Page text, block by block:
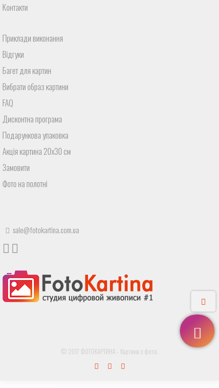
Контакти
Приклади виконання
Відгуки
Багет для картин
Вибрати образ картини
FAQ
Дисконтна програма
Подарункова упаковка
Акція картина 20х30 см
Замовити
Фото на полотні
sale@fotokartina.com.ua
© 2017 ФОТОКАРТИНА - Картина з фото.